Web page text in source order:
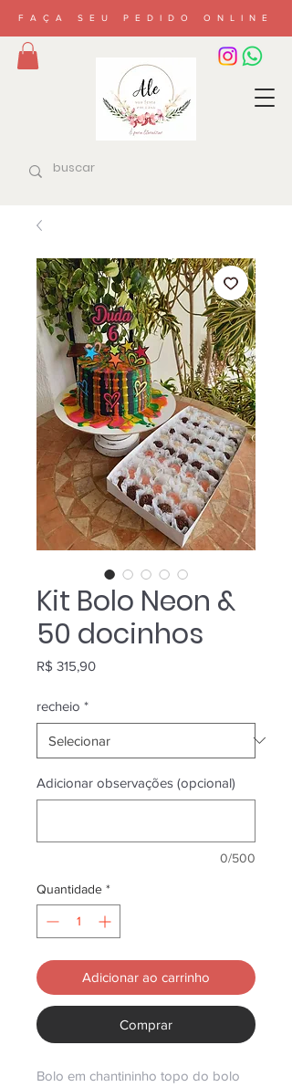
FAÇA SEU PEDIDO ONLINE
Kit Bolo Neon &
50 docinhos
R$ 315,90Preço
recheio *
Adicionar observações (opcional)
0/500
Quantidade *
Adicionar ao carrinho
Comprar
Bolo em chantininho topo do bolo